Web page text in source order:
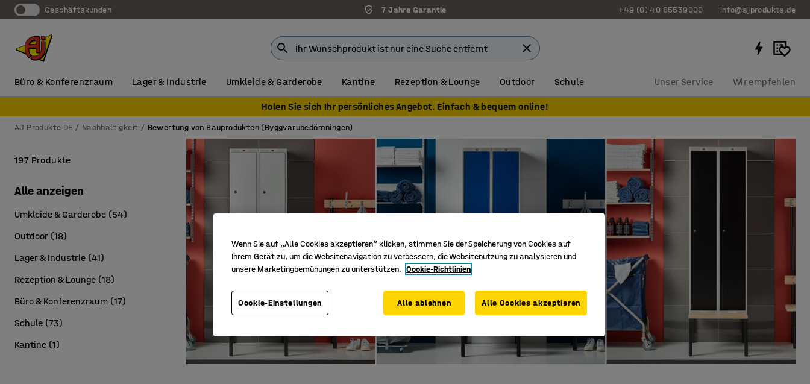
Geschäftskunden 7 Jahre Garantie +49 (0) 40 85539000 info@ajprodukte.de
Büro & Konferenzraum Lager & Industrie Umkleide & Garderobe Kantine Rezeption & Lounge Outdoor Schule Unser Service Wir empfehlen
Holen Sie sich Ihr persönliches Angebot. Einfach & bequem online!
AJ Produkte DE Nachhaltigkeit Bewertung von Bauprodukten (Byggvarubedömningen)
197 Produkte
Alle anzeigen
Umkleide & Garderobe (54)
Outdoor (18)
Lager & Industrie (41)
Rezeption & Lounge (18)
Büro & Konferenzraum (17)
Schule (73)
Kantine (1)
Wenn Sie auf „Alle Cookies akzeptieren“ klicken, stimmen Sie der Speicherung von Cookies auf
Ihrem Gerät zu, um die Websitenavigation zu verbessern, die Websitenutzung zu analysieren und
unsere Marketingbemühungen zu unterstützen. Cookie-Richtlinien
Cookie-Einstellungen Alle ablehnen Alle Cookies akzeptieren